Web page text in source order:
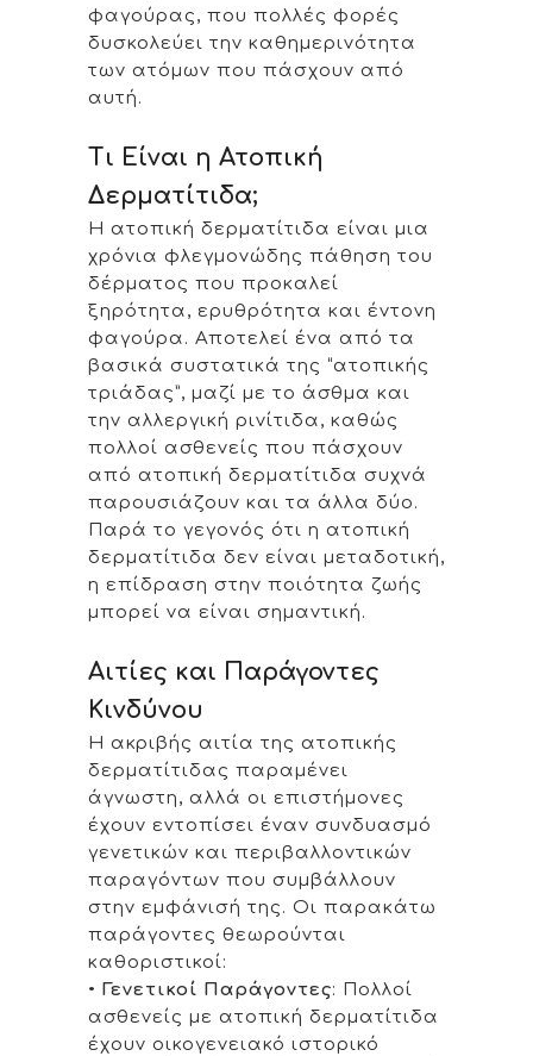
φαγούρας, που πολλές φορές
δυσκολεύει την καθημερινότητα
των ατόμων που πάσχουν από
αυτή.
Τι Είναι η Ατοπική
Δερματίτιδα;
Η ατοπική δερματίτιδα είναι μια
χρόνια φλεγμονώδης πάθηση του
δέρματος που προκαλεί
ξηρότητα, ερυθρότητα και έντονη
φαγούρα. Αποτελεί ένα από τα
βασικά συστατικά της “ατοπικής
τριάδας”, μαζί με το άσθμα και
την αλλεργική ρινίτιδα, καθώς
πολλοί ασθενείς που πάσχουν
από ατοπική δερματίτιδα συχνά
παρουσιάζουν και τα άλλα δύο.
Παρά το γεγονός ότι η ατοπική
δερματίτιδα δεν είναι μεταδοτική,
η επίδραση στην ποιότητα ζωής
μπορεί να είναι σημαντική.
Αιτίες και Παράγοντες
Κινδύνου
Η ακριβής αιτία της ατοπικής
δερματίτιδας παραμένει
άγνωστη, αλλά οι επιστήμονες
έχουν εντοπίσει έναν συνδυασμό
γενετικών και περιβαλλοντικών
παραγόντων που συμβάλλουν
στην εμφάνισή της. Οι παρακάτω
παράγοντες θεωρούνται
καθοριστικοί:
• Γενετικοί Παράγοντες: Πολλοί
ασθενείς με ατοπική δερματίτιδα
έχουν οικογενειακό ιστορικό